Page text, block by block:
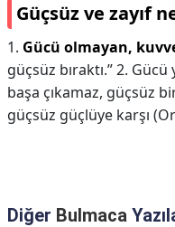
Güçsüz ve zayıf
1. Gücü olmayan,
güçsüz bıraktı.” 2.
başa çıkamaz, güçsüz
güçsüz güçlüye karşı
Diğer Bulmaca